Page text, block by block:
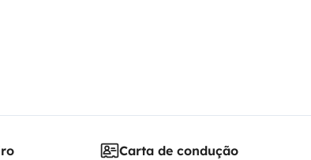
Carta de condução